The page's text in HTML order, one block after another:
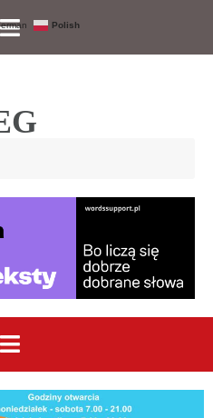
Polish